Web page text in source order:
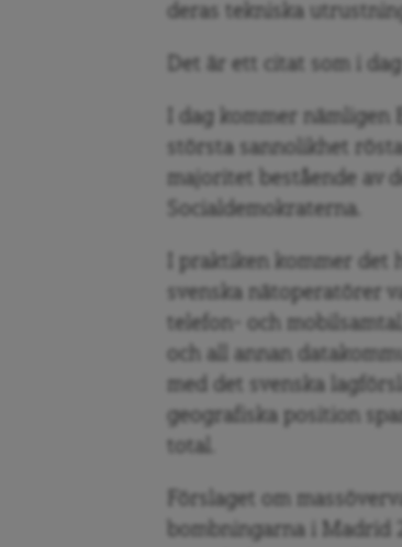
deras tekniska
Det är ett citat som i
I dag kommer
största sannolikhet
majoritet bestående av
Socialdemokraterna.
I praktiken kommer det
svenska nätoperatörer
telefon- och
och all annan
med det svenska
geografiska position
total.
Förslaget om
bombningarna i Madrid